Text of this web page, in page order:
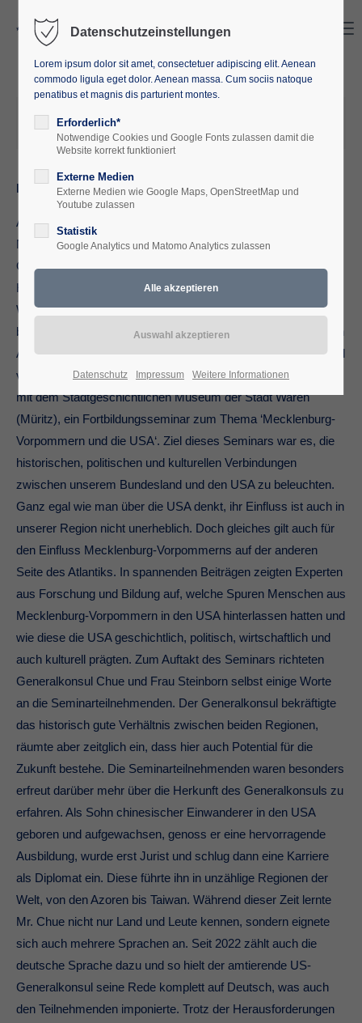
(Kommentare: 0)
Hoher Besuch in Waren (Müritz)
Am 12. April reisten der US-Generalkonsul für
Norddeutschland, Jason Chue, und die
Öffentlichkeitsbeauftrage des US-Generalkonsulats in
Hamburg, Deborah Steinborn, für einen Kurzbesuch nach
Waren (Müritz). Was war passiert und wie kam es dazu? Die
beiden Diplomaten waren als Ehrengäste an der Europäischen
Akademie M-V in Waren (Müritz) eingeladen. Vom 12.-14. April
veranstaltete die Europäische Akademie M-V in Kooperation
mit dem Stadtgeschichtlichen Museum der Stadt Waren
(Müritz), ein Fortbildungsseminar zum Thema ‘Mecklenburg-
Vorpommern und die USA‘. Ziel dieses Seminars war es, die
historischen, politischen und kulturellen Verbindungen
zwischen unserem Bundesland und den USA zu beleuchten.
Ganz egal wie man über die USA denkt, ihr Einfluss ist auch in
unserer Region nicht unerheblich. Doch gleiches gilt auch für
den Einfluss Mecklenburg-Vorpommerns auf der anderen
Seite des Atlantiks. In spannenden Beiträgen zeigten Experten
aus Forschung und Bildung auf, welche Spuren Menschen aus
Mecklenburg-Vorpommern in den USA hinterlassen hatten und
wie diese die USA geschichtlich, politisch, wirtschaftlich und
auch kulturell prägten. Zum Auftakt des Seminars richteten
Generalkonsul Chue und Frau Steinborn selbst einige Worte
an die Seminarteilnehmenden. Der Generalkonsul bekräftigte
das historisch gute Verhältnis zwischen beiden Regionen,
räumte aber zeitglich ein, dass hier auch Potential für die
Zukunft bestehe. Die Seminarteilnehmenden waren besonders
erfreut darüber mehr über die Herkunft des Generalkonsuls zu
erfahren. Als Sohn chinesischer Einwanderer in den USA
geboren und aufgewachsen, genoss er eine hervorragende
Ausbildung, wurde erst Jurist und schlug dann eine Karriere
als Diplomat ein. Diese führte ihn in unzählige Regionen der
Welt, von den Azoren bis Taiwan. Während dieser Zeit lernte
Mr. Chue nicht nur Land und Leute kennen, sondern eignete
sich auch mehrere Sprachen an. Seit 2022 zählt auch die
deutsche Sprache dazu und so hielt der amtierende US-
Generalkonsul seine Rede komplett auf Deutsch, was auch
den Teilnehmenden imponierte. Trotz der Herausforderungen
Datenschutzeinstellungen
Lorem ipsum dolor sit amet, consectetuer adipiscing elit. Aenean
commodo ligula eget dolor. Aenean massa. Cum sociis natoque
penatibus et magnis dis parturient montes.
Erforderlich*
Notwendige Cookies und Google Fonts zulassen damit die
Website korrekt funktioniert
Externe Medien
Externe Medien wie Google Maps, OpenStreetMap und
Youtube zulassen
Statistik
Google Analytics und Matomo Analytics zulassen
Datenschutz Impressum Weitere Informationen